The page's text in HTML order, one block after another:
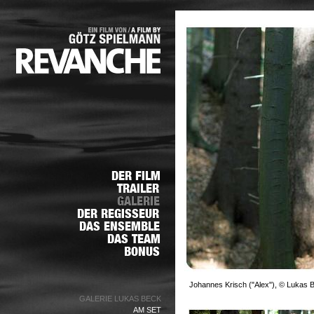
GALERIE LUKAS BECK
AM SET
Johannes Krisch ("Alex"), © Lukas